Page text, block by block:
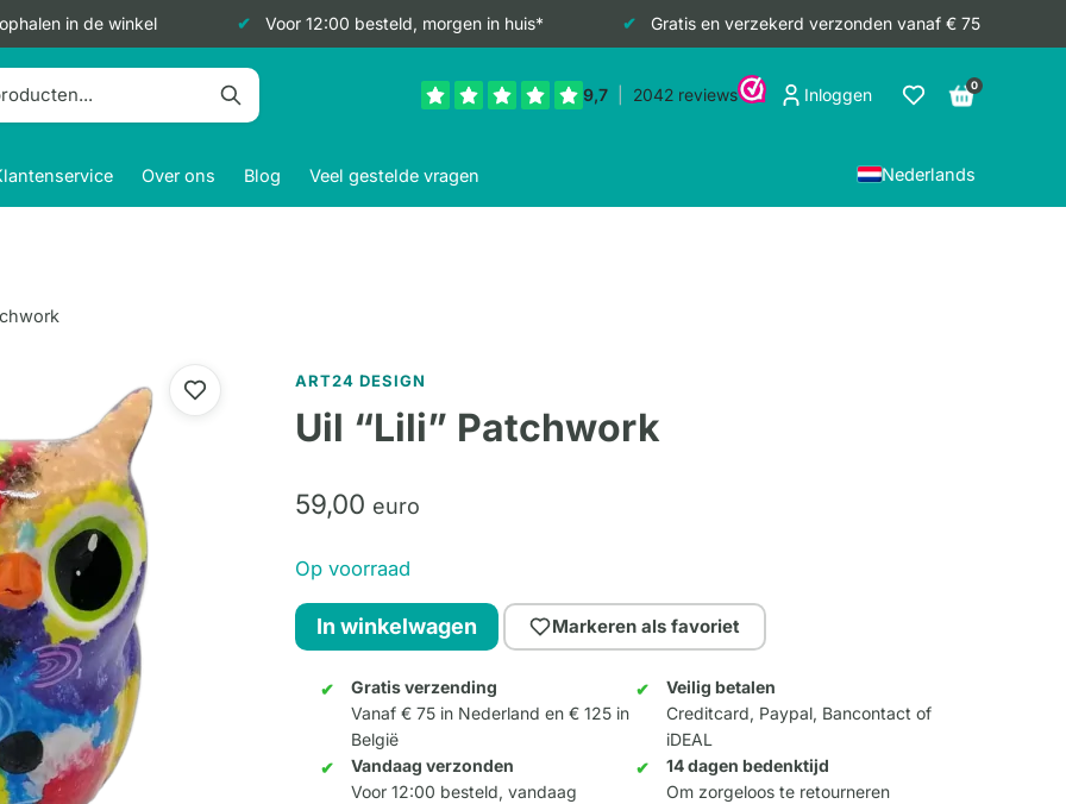
in de winkel Voor 12:00 besteld, morgen in huis* Gratis en verzekerd verzonden vanaf € 75
Inloggen 0
Over ons Blog Veel gestelde vragen Nederlands
ART24 DESIGN
Uil “Lili” Patchwork
59,00 euro
Op voorraad
Uil
"Lili"
Patchwork
aantal
In winkelwagen Markeren als favoriet
Gratis verzending
Vanaf € 75 in Nederland en € 125 in
België
Veilig betalen
Creditcard, Paypal, Bancontact of
iDEAL
Vandaag verzonden
Voor 12:00 besteld, vandaag
14 dagen bedenktijd
Om zorgeloos te retourneren